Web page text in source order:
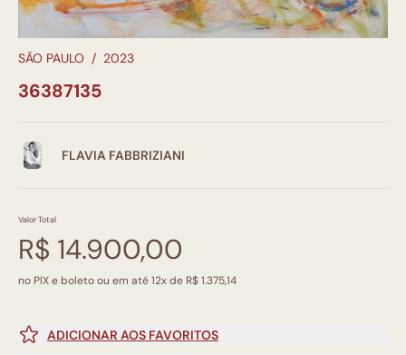
SÃO PAULO / 2023
36387135
FLAVIA FABBRIZIANI
Valor Total
R$ 14.900,00
no PIX e boleto ou em até 12x de R$ 1.375,14
ADICIONAR AOS FAVORITOS